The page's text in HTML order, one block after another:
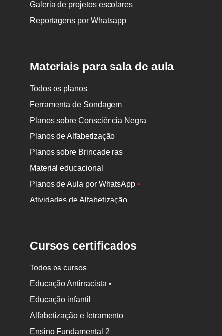
Galeria de projetos escolares
Reportagens por Whatsapp
Materiais para sala de aula
Todos os planos
Ferramenta de Sondagem
Planos sobre Consciência Negra
Planos de Alfabetização
Planos sobre Brincadeiras
Material educacional
Planos de Aula por WhatsApp•
Atividades de Alfabetização
Cursos certificados
Todos os cursos
Educação Antirracista •
Educação infantil
Alfabetização e letramento
Ensino Fundamental 2